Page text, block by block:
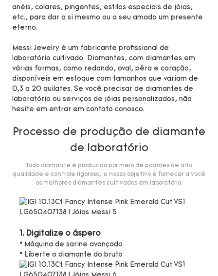
anéis, colares, pingentes, estilos especiais de jóias,
etc., para dar a si mesmo ou a seu amado um presente
eterno.
Messi Jewelry é um fabricante profissional de
laboratório cultivado Diamantes, com diamantes em
várias formas, como redondo, oval, pêra e coração,
disponíveis em estoque com tamanhos que variam de
0,3 a 20 quilates. Se você precisar de diamantes de
laboratório ou serviços de jóias personalizados, não
hesite em entrar em contato conosco.
Processo de produção de diamante
de laboratório
Todo diamante é produzido por meio de padrões de alta
qualidade e controle rigoroso, e nosso objetivo é fornecer a você
os melhores diamantes cultivados em laboratório.
1. Digitalize o áspero
* Máquina de sarine avançado
* Liberte o diamante do bruto